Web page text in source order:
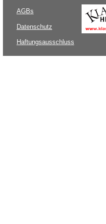
AGBs
Datenschutz
Haftungsausschluss